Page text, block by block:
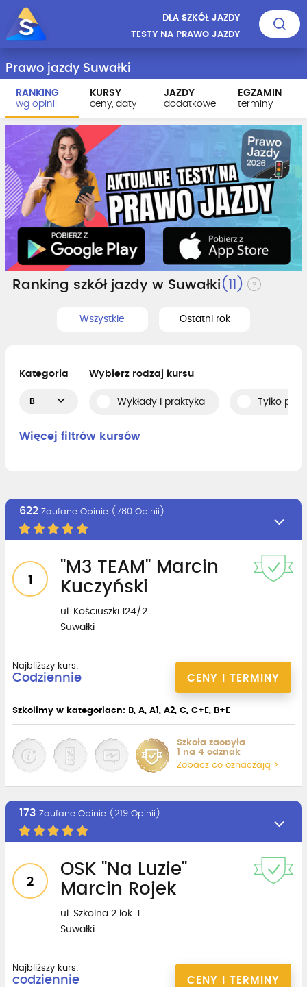
DLA SZKÓŁ JAZDY
TESTY NA PRAWO JAZDY
Prawo jazdy Suwałki
RANKING
wg opinii
KURSY
ceny, daty
JAZDY
dodatkowe
EGZAMIN
terminy
Ranking szkół jazdy w Suwałki (11)
Wszystkie Ostatni rok
Kategoria
B
Wybierz rodzaj kursu
Wykłady i praktyka Tylko
Więcej filtrów kursów
622 Zaufane Opinie (780 Opinii)
1
"M3 TEAM" Marcin
Kuczyński
ul. Kościuszki 124/2
Suwałki
CENY I TERMINY
Najbliższy kurs:
Codziennie
Szkolimy w kategoriach: B, A, A1, A2, C, C+E, B+E
Szkoła zdobyła
1 na 4 odznak
Zobacz co oznaczają >
173 Zaufane Opinie (219 Opinii)
2
OSK "Na Luzie"
Marcin Rojek
ul. Szkolna 2 lok. 1
Suwałki
CENY I TERMINY
Najbliższy kurs:
codziennie